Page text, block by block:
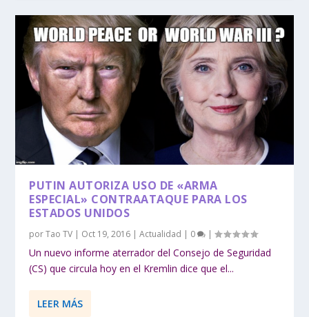
PUTIN AUTORIZA USO DE «ARMA
ESPECIAL» CONTRAATAQUE PARA LOS
ESTADOS UNIDOS
porTao TV | Oct 19, 2016 |Actualidad | 0 |
Un nuevo informe aterrador del Consejo de Seguridad
(CS) que circula hoy en el Kremlin dice que el...
LEER MÁS